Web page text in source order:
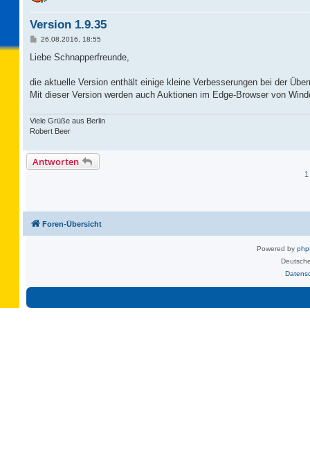
Version 1.9.35
B
i
a
26.08.2016, 18:55
Liebe Schnapperfreunde,
die aktuelle Version enthält einige kleine Verbesserungen bei der
Mit dieser Version werden auch Auktionen im Edge-Browser von
Viele Grüße aus Berlin
Robert Beer
Antworten
Foren-Übersicht
Powered by